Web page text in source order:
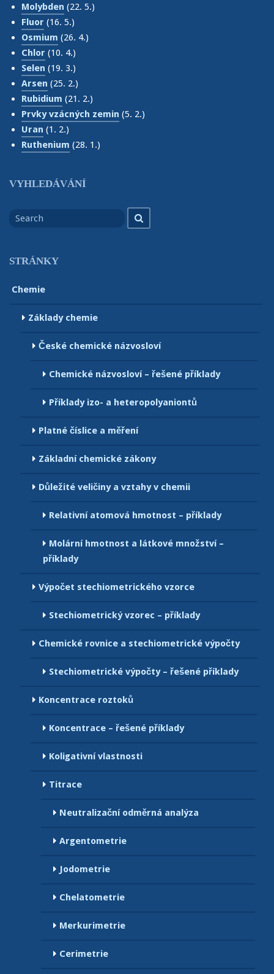
Molybden (22. 5.)
Fluor (16. 5.)
Osmium (26. 4.)
Chlor (10. 4.)
Selen (19. 3.)
Arsen (25. 2.)
Rubidium (21. 2.)
Prvky vzácných zemin (5. 2.)
Uran (1. 2.)
Ruthenium (28. 1.)
VYHLEDÁVÁNÍ
for
STRÁNKY
Chemie
Základy chemie
České chemické názvosloví
Chemické názvosloví – řešené příklady
Příklady izo- a heteropolyaniontů
Platné číslice a měření
Základní chemické zákony
Důležité veličiny a vztahy v chemii
Relativní atomová hmotnost – příklady
Molární hmotnost a látkové množství –
příklady
Výpočet stechiometrického vzorce
Stechiometrický vzorec – příklady
Chemické rovnice a stechiometrické výpočty
Stechiometrické výpočty – řešené příklady
Koncentrace roztoků
Koncentrace – řešené příklady
Koligativní vlastnosti
Titrace
Neutralizační odměrná analýza
Argentometrie
Jodometrie
Chelatometrie
Merkurimetrie
Cerimetrie